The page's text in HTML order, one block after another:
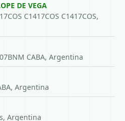
DE VEGA
C1417COS C1417COS,
CABA, Argentina
Argentina
Argentina